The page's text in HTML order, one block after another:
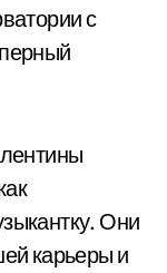
с
Они
карьеры и